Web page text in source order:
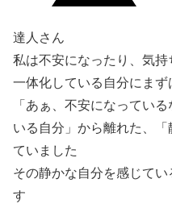
達人さん
私は不安になったり、気
一体化している自分にま
「あぁ、不安になってい
いる自分」から離れた、
ていました
その静かな自分を感じて
す